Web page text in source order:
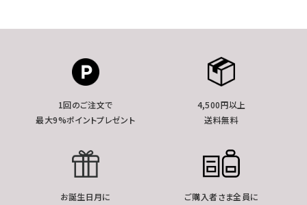
1回のご注文で
最大9%ポイントプレゼント
4,500円以上
送料無料
お誕生日月に
ご購入者さま全員に